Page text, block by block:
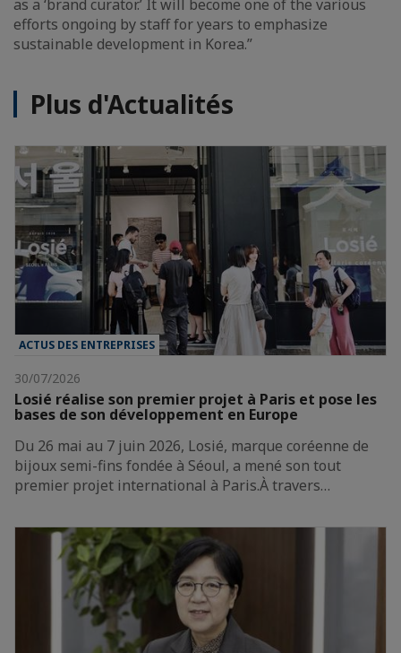
as a ‘brand curator.’ It will become one of the various
efforts ongoing by staff for years to emphasize
sustainable development in Korea.”
Plus d'Actualités
ACTUS DES ENTREPRISES
30/07/2026
Losié réalise son premier projet à Paris et pose les
bases de son développement en Europe
Du 26 mai au 7 juin 2026, Losié, marque coréenne de
bijoux semi-fins fondée à Séoul, a mené son tout
premier projet international à Paris.À travers…